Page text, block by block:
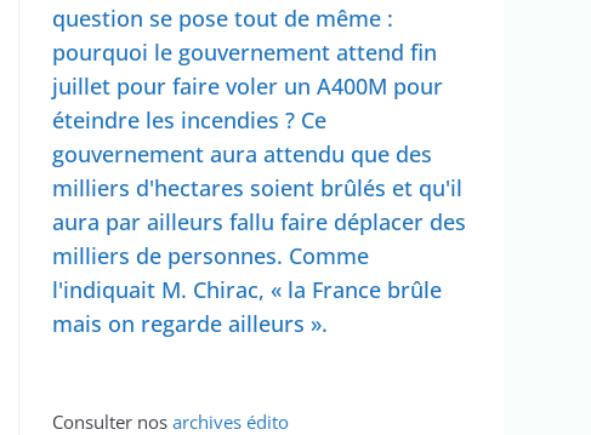
question se pose tout de même :
pourquoi le gouvernement attend fin
juillet pour faire voler un A400M pour
éteindre les incendies ? Ce
gouvernement aura attendu que des
milliers d'hectares soient brûlés et qu'il
aura par ailleurs fallu faire déplacer des
milliers de personnes. Comme
l'indiquait M. Chirac, « la France brûle
mais on regarde ailleurs ».
Consulter nos archives édito